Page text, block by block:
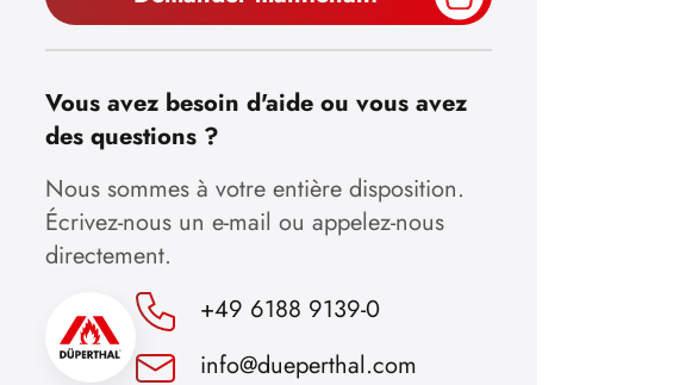
Vous avez besoin d'aide ou vous avez
des questions ?
Nous sommes à votre entière disposition.
Écrivez-nous un e-mail ou appelez-nous
directement.
+49 6188 9139-0
info@dueperthal.com